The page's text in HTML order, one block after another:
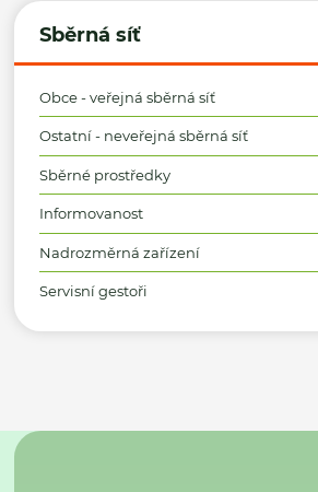
Sběrná síť
Obce - veřejná sběrná síť
Ostatní - neveřejná sběrná síť
Sběrné prostředky
Informovanost
Nadrozměrná zařízení
Servisní gestoři